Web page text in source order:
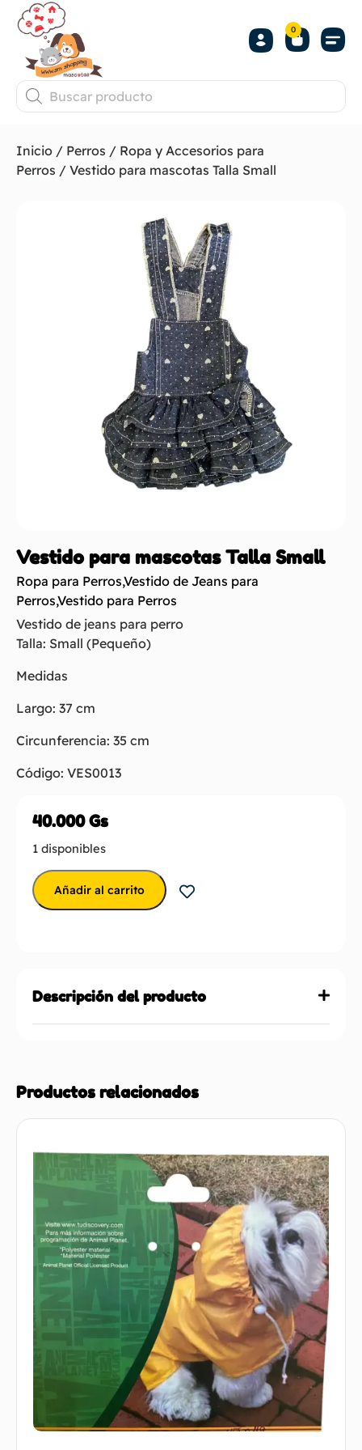
0
Inicio / Perros / Ropa y Accesorios para
Perros / Vestido para mascotas Talla Small
Vestido para mascotas Talla Small
Ropa para Perros,Vestido de Jeans para
Perros,Vestido para Perros
Vestido de jeans para perro
Talla: Small (Pequeño)
Medidas
Largo: 37 cm
Circunferencia: 35 cm
Código: VES0013
40.000Gs
1 disponibles
Añadir al carrito
Descripción del producto
Productos relacionados